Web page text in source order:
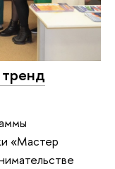
«Мастер